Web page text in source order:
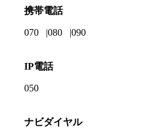
携帯電話
070 080 090
IP電話
050
ナビダイヤル